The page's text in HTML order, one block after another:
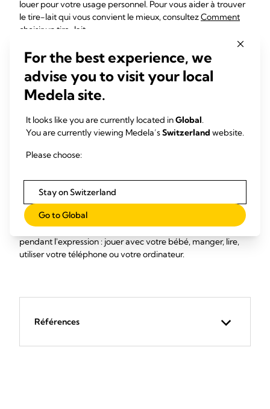
louer pour votre usage personnel. Pour vous aider à trouver
le tire-lait qui vous convient le mieux, consultezComment
choisir un tire-lait
L'expression en mains
libres : la solution idéale
pour les mères dont la vie
est bien remplie
Pour un maximum de confort, vous pouvez utiliser votre
spécifique tel que le bustier Easy Expression de Medela, qui
maintient les téterelles en place et vous permet de garder
les mains libres durant votre séance d'expression. Il vous sera
ainsi plus facile de manipuler les commandes du tire-lait, et
vous aurez également la possibilité de faire autre chose
pendant l'expression : jouer avec votre bébé, manger, lire,
utiliser votre téléphone ou votre ordinateur.
Références
For the best experience, we
advise you to visit your local
Medela site.
It looks like you are currently located inGlobal.
You are currently viewing Medela’sSwitzerland website.
Please choose:
Stay on Switzerland
Go to Global